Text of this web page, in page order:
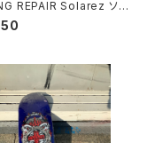
REPAIR Solarez ソー
ズ リペア サーフィン
ボード リペア 修理